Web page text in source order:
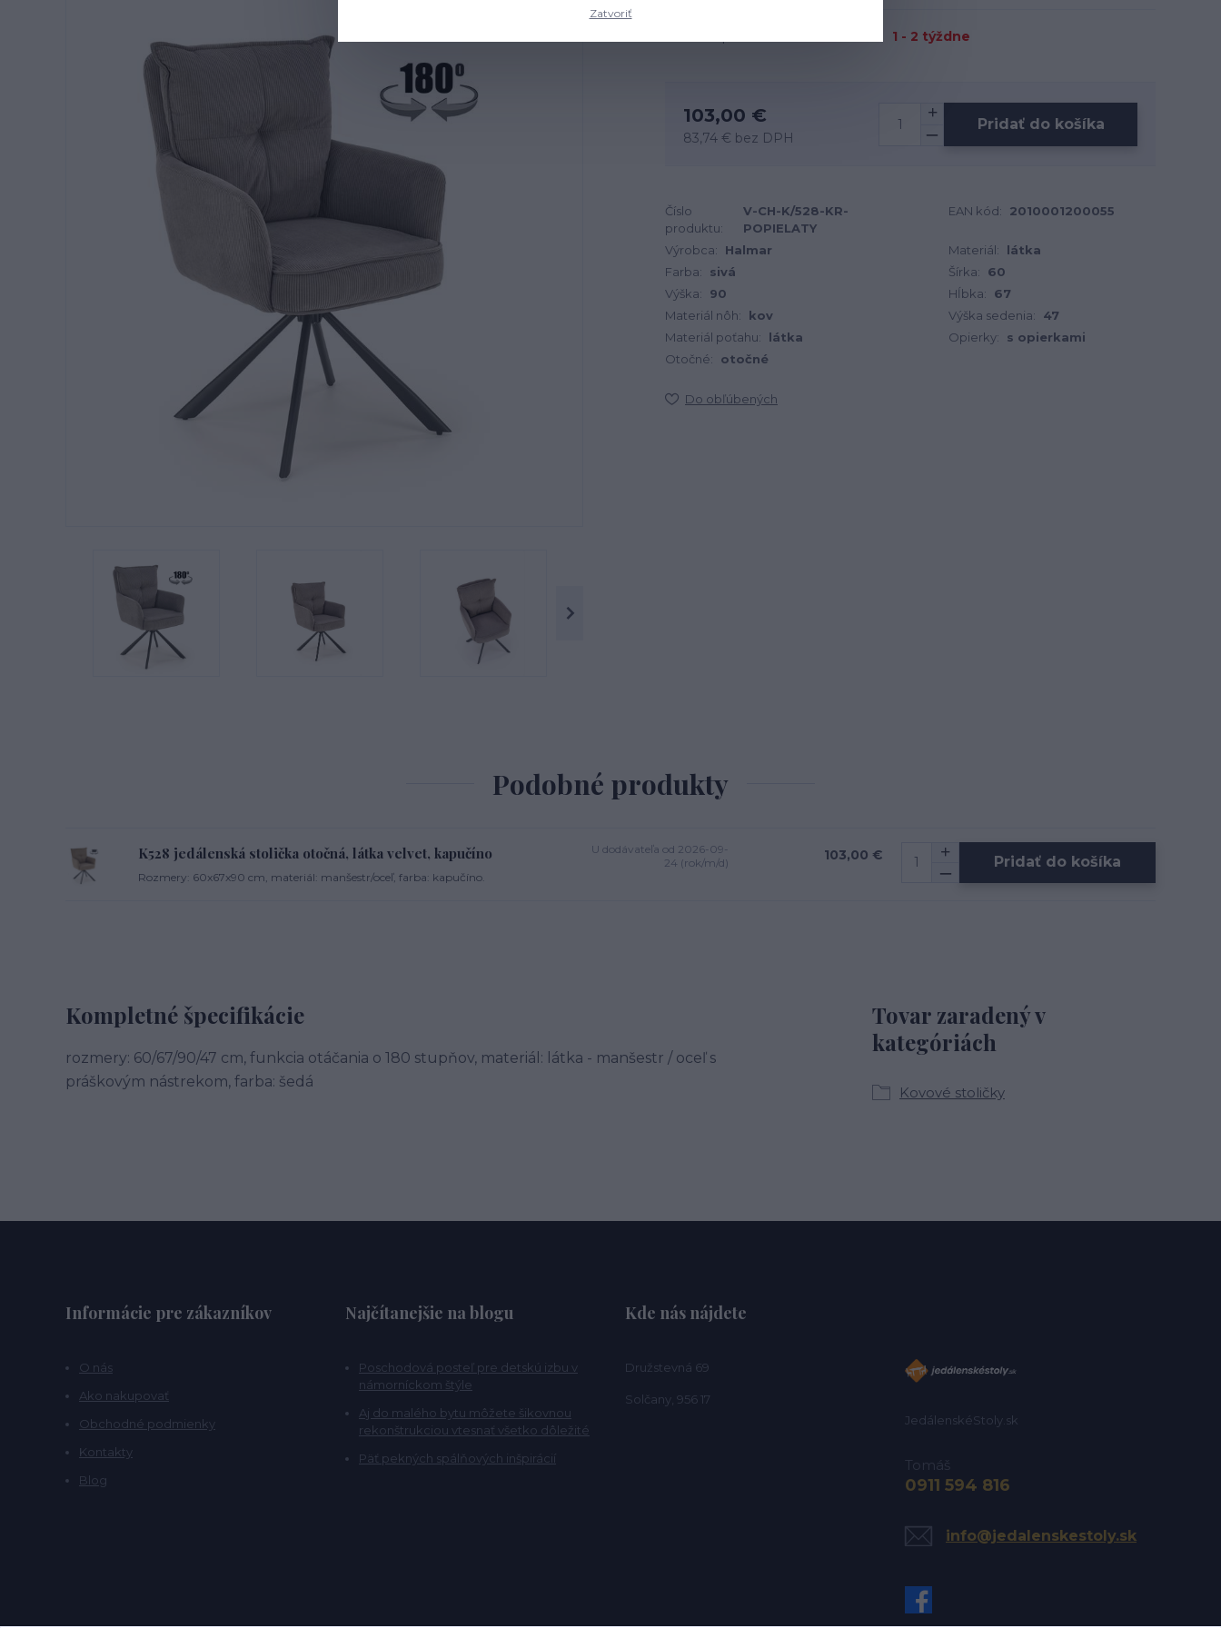
1 - 2 týždne
103,00 €
83,74 € bez DPH
Pridať do košíka
Číslo
produktu:
V-CH-K/528-KR-
POPIELATY
EAN kód: 2010001200055
Výrobca: Halmar Materiál:
látka
Farba:
sivá Šírka:
60
Výška:
90 Hĺbka:
67
Materiál nôh:
kov Výška sedenia:
47
Materiál poťahu:
látka Opierky:
s opierkami
Otočné:
otočné
Do obľúbených
Podobné produkty
K528 jedálenská stolička otočná, látka velvet, kapučíno
Rozmery: 60x67x90 cm, materiál: manšestr/oceľ, farba: kapučíno.
103,00 €
U dodávateľa od 2026-09-
24 (rok/m/d)
Pridať do košíka
Kompletné špecifikácie
rozmery: 60/67/90/47 cm, funkcia otáčania o 180 stupňov, materiál: látka - manšestr / oceľ s
práškovým nástrekom, farba: šedá
Tovar zaradený v
kategóriách
Kovové stoličky
Informácie pre zákazníkov
O nás
Ako nakupovať
Obchodné podmienky
Kontakty
Blog
Najčítanejšie na blogu
Poschodová posteľ pre detskú izbu v
námorníckom štýle
Aj do malého bytu môžete šikovnou
rekonštrukciou vtesnať všetko dôležité
Päť pekných spálňových inšpirácií
Kde nás nájdete
Družstevná 69
Solčany, 956 17
JedálenskéStoly.sk
Tomáš
0911 594 816
info@jedalenskestoly.sk
Zatvoriť